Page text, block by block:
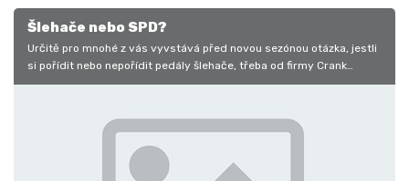
Šlehače nebo SPD?
Určitě pro mnohé z vás vyvstává před novou sezónou otázka, jestli
si pořídit nebo nepořídit pedály šlehače, třeba od firmy Crank
Brothers.…